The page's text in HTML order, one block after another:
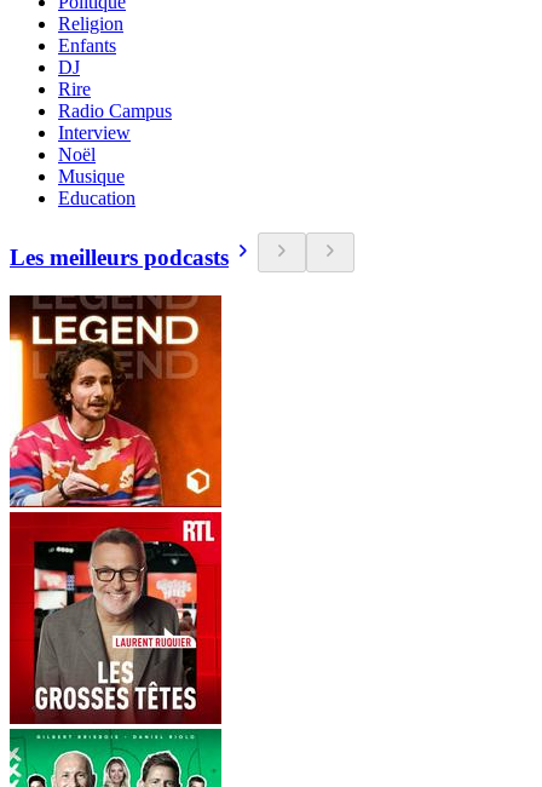
Religion
Enfants
DJ
Rire
Radio Campus
Interview
Noël
Musique
Education
Les meilleurs podcasts